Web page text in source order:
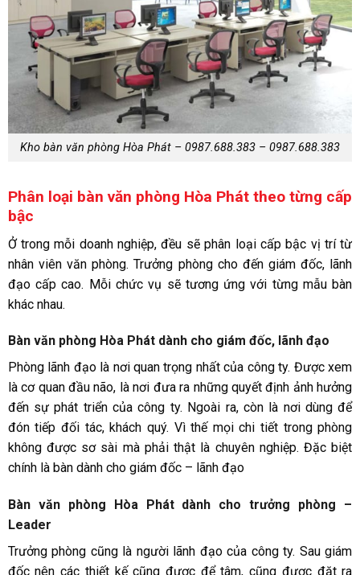
Kho bàn văn phòng Hòa Phát – 0987.688.383 – 0987.688.383
Phân loại bàn văn phòng Hòa Phát theo từng cấp
bậc
Ở trong mỗi doanh nghiệp, đều sẽ phân loại cấp bậc vị trí từ
nhân viên văn phòng. Trưởng phòng cho đến giám đốc, lãnh
đạo cấp cao. Mỗi chức vụ sẽ tương ứng với từng mẫu bàn
khác nhau.
Bàn văn phòng Hòa Phát dành cho giám đốc, lãnh đạo
Phòng lãnh đạo là nơi quan trọng nhất của công ty. Được xem
là cơ quan đầu não, là nơi đưa ra những quyết định ảnh hưởng
đến sự phát triển của công ty. Ngoài ra, còn là nơi dùng để
đón tiếp đối tác, khách quý. Vì thế mọi chi tiết trong phòng
không được sơ sài mà phải thật là chuyên nghiệp. Đặc biệt
chính là bàn dành cho giám đốc – lãnh đạo
Bàn văn phòng
Hòa Phát dành cho trưởng phòng –
Leader
Trưởng phòng cũng là người lãnh đạo của công ty. Sau giám
đốc nên các thiết kế cũng được để tâm, cũng được đặt ra